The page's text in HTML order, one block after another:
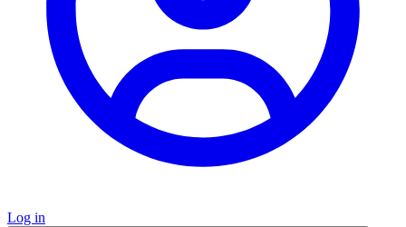
Log in